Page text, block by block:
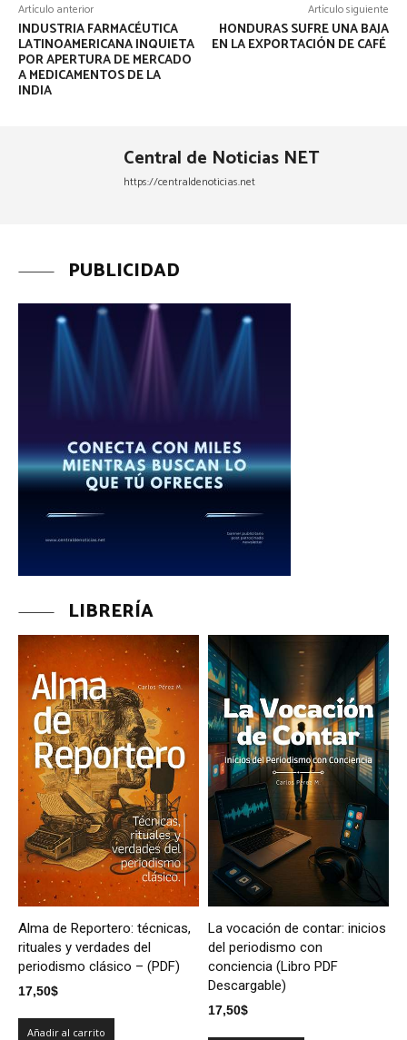
Artículo anterior
INDUSTRIA FARMACÉUTICA
LATINOAMERICANA INQUIETA
POR APERTURA DE MERCADO
A MEDICAMENTOS DE LA
INDIA
Artículo siguiente
HONDURAS SUFRE UNA BAJA
EN LA EXPORTACIÓN DE CAFÉ
Central de Noticias NET
https://centraldenoticias.net
PUBLICIDAD
LIBRERÍA
Alma de Reportero: técnicas,
rituales y verdades del
periodismo clásico – (PDF)
17,50$
Añadir al carrito
La vocación de contar: inicios
del periodismo con
conciencia (Libro PDF
Descargable)
17,50$